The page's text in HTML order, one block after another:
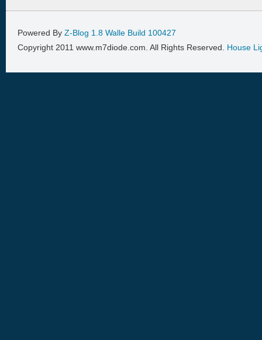
Powered By Z-Blog 1.8 Walle Build 100427
Copyright 2011 www.m7diode.com. All Rights Reserved. House